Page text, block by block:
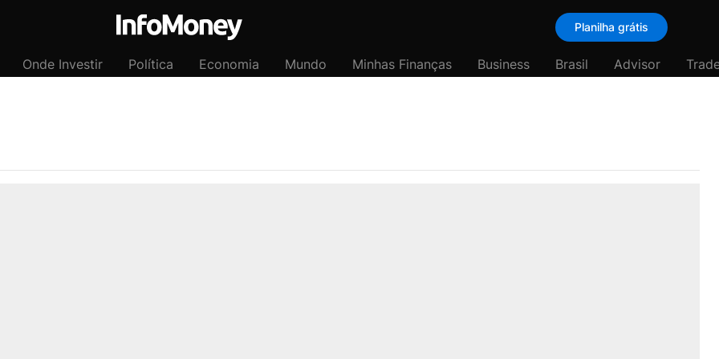
Planilha grátis
Onde Investir Política Economia Mundo Minhas Finanças Business Brasil Advisor